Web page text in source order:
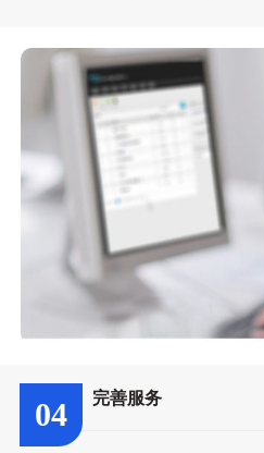
04 完善服务